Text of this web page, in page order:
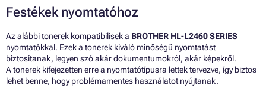
Festékek nyomtatóhoz
Az alábbi tonerek kompatibilisek a BROTHER HL-L2460 SERIES
nyomtatókkal. Ezek a tonerek kiváló minőségű nyomtatást
biztosítanak, legyen szó akár dokumentumokról, akár képekről.
A tonerek kifejezetten erre a nyomtatótípusra lettek tervezve, így biztos
lehet benne, hogy problémamentes használatot nyújtanak.